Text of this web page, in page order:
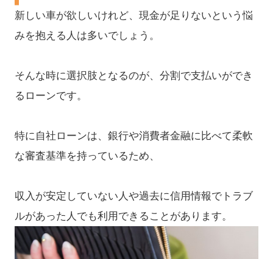
新しい車が欲しいけれど、現金が足りないという悩
みを抱える人は多いでしょう。
そんな時に選択肢となるのが、分割で支払いができ
るローンです。
特に自社ローンは、銀行や消費者金融に比べて柔軟
な審査基準を持っているため、
収入が安定していない人や過去に信用情報でトラブ
ルがあった人でも利用できることがあります。